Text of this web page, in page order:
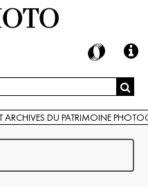
ARCHIVES DU PATRIMOINE